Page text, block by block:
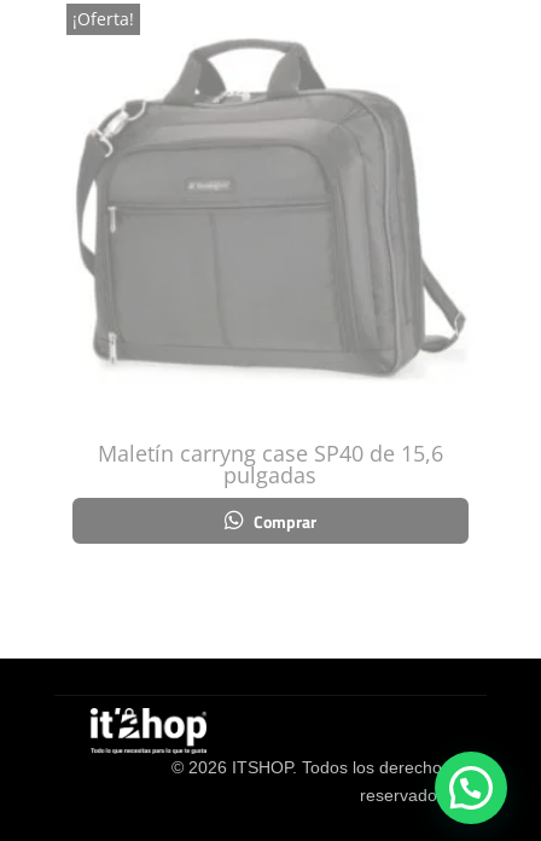
¡Oferta!
Maletín carryng case SP40 de 15,6
pulgadas
Comprar
© 2026 ITSHOP. Todos los derechos
reservados.